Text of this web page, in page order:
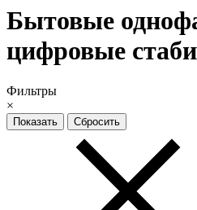
Бытовые
цифровые
Фильтры
×